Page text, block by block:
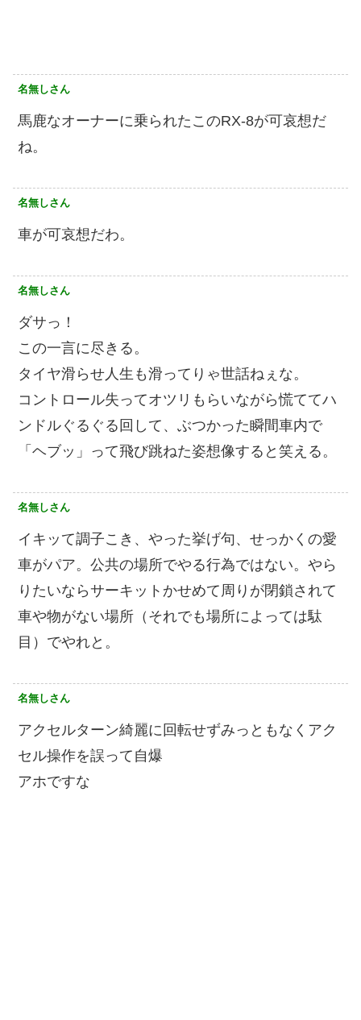
名無しさん
馬鹿なオーナーに乗られたこのRX-8が可哀想だ
ね。
名無しさん
車が可哀想だわ。
名無しさん
ダサっ！
この一言に尽きる。
タイヤ滑らせ人生も滑ってりゃ世話ねぇな。
コントロール失ってオツリもらいながら慌ててハ
ンドルぐるぐる回して、ぶつかった瞬間車内で
「ヘブッ」って飛び跳ねた姿想像すると笑える。
名無しさん
イキッて調子こき、やった挙げ句、せっかくの愛
車がパア。公共の場所でやる行為ではない。やら
りたいならサーキットかせめて周りが閉鎖されて
車や物がない場所（それでも場所によっては駄
目）でやれと。
名無しさん
アクセルターン綺麗に回転せずみっともなくアク
セル操作を誤って自爆
アホですな